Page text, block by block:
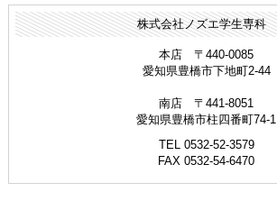
株式会社ノズエ学生専科
本店 〒440-0085
愛知県豊橋市下地町2-44
南店 〒441-8051
愛知県豊橋市柱四番町74-1
TEL 0532-52-3579
FAX 0532-54-6470